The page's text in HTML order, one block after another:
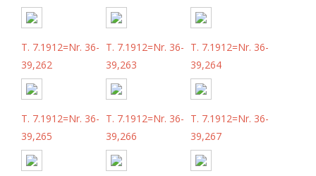
T. 7.1912=Nr. 36-
39,262
T. 7.1912=Nr. 36-
39,263
T. 7.1912=Nr. 36-
39,264
T. 7.1912=Nr. 36-
39,265
T. 7.1912=Nr. 36-
39,266
T. 7.1912=Nr. 36-
39,267